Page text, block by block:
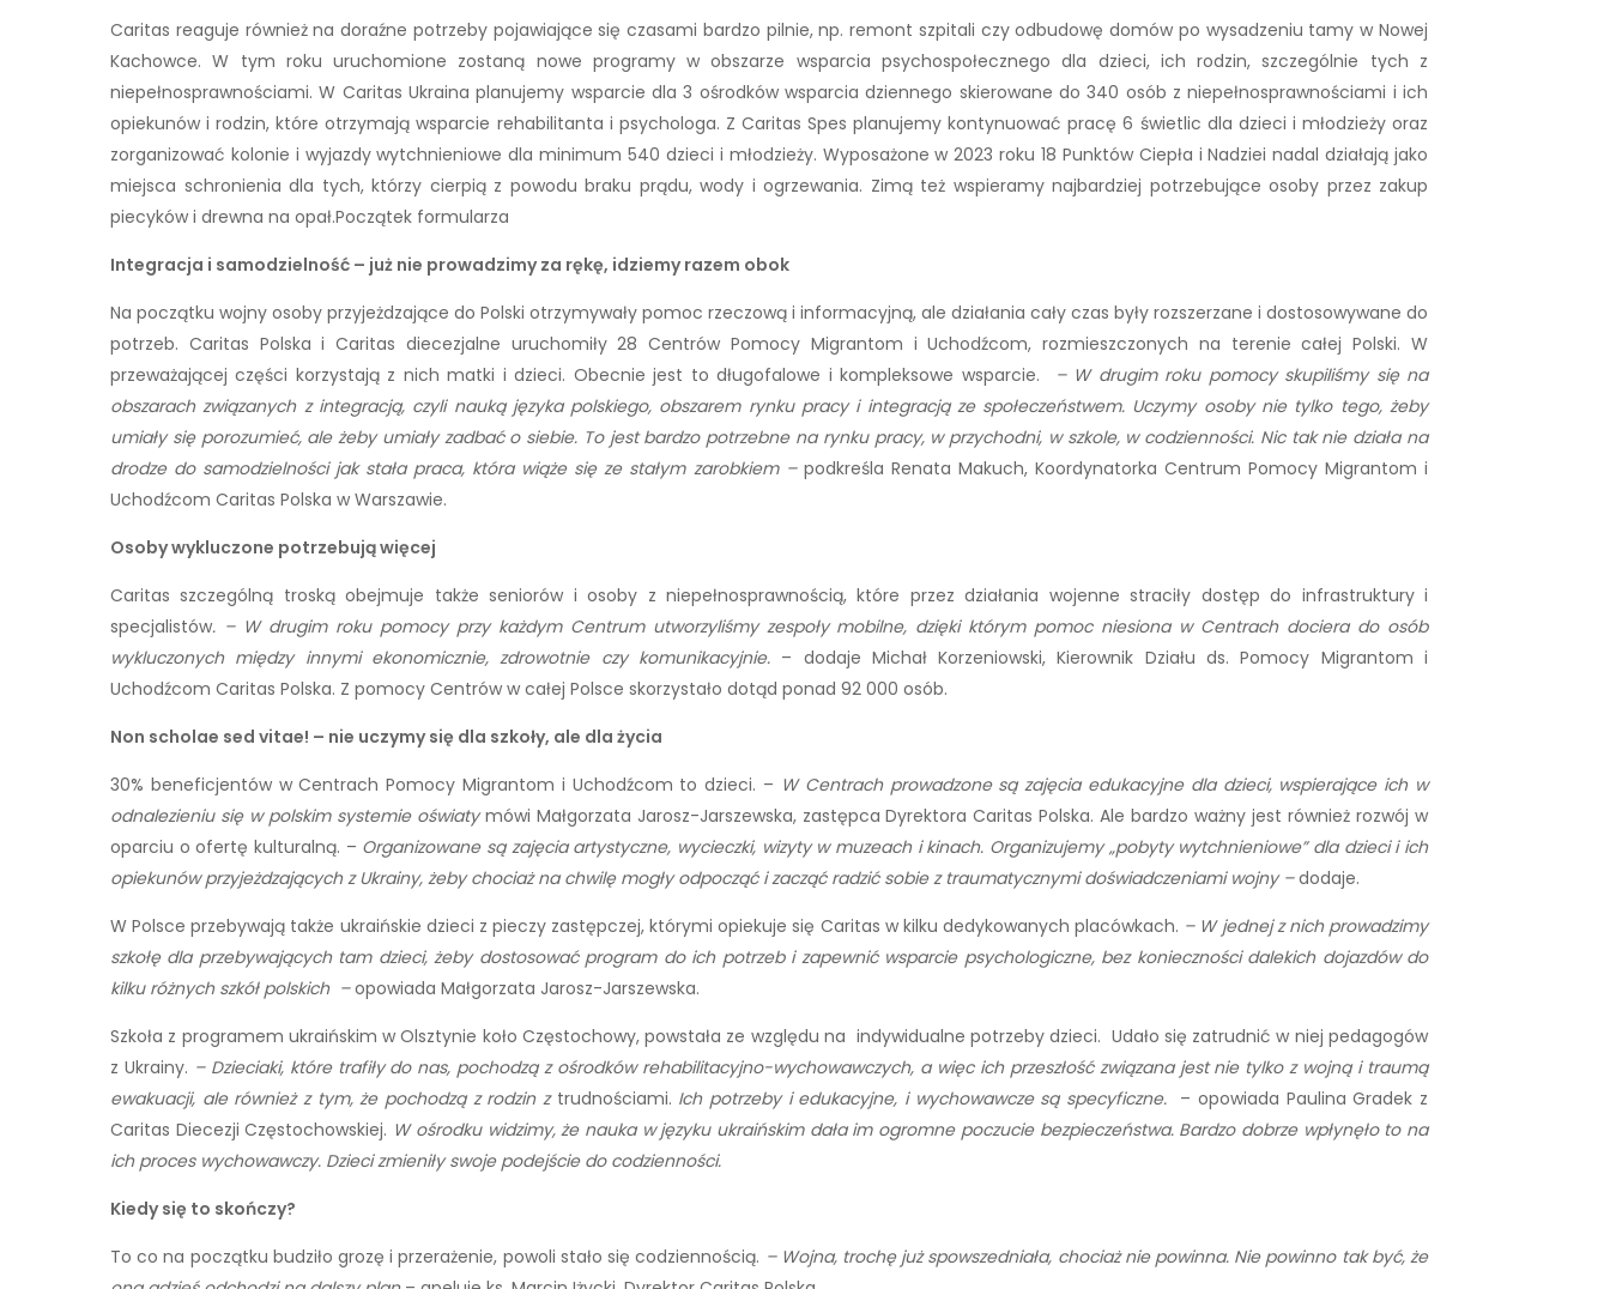
Caritas reaguje również na doraźne potrzeby pojawiające się czasami bardzo pilnie, np. remont szpitali czy odbudowę domów po wysadzeniu tamy w Nowej
Kachowce. W tym roku uruchomione zostaną nowe programy w obszarze wsparcia psychospołecznego dla dzieci, ich rodzin, szczególnie tych z
niepełnosprawnościami. W Caritas Ukraina planujemy wsparcie dla 3 ośrodków wsparcia dziennego skierowane do 340 osób z niepełnosprawnościami i ich
opiekunów i rodzin, które otrzymają wsparcie rehabilitanta i psychologa. Z Caritas Spes planujemy kontynuować pracę 6 świetlic dla dzieci i młodzieży oraz
zorganizować kolonie i wyjazdy wytchnieniowe dla minimum 540 dzieci i młodzieży. Wyposażone w 2023 roku 18 Punktów Ciepła i Nadziei nadal działają jako
miejsca schronienia dla tych, którzy cierpią z powodu braku prądu, wody i ogrzewania. Zimą też wspieramy najbardziej potrzebujące osoby przez zakup
piecyków i drewna na opał.Początek formularza
Integracja i samodzielność – już nie prowadzimy za rękę, idziemy razem obok
Na początku wojny osoby przyjeżdzające do Polski otrzymywały pomoc rzeczową i informacyjną, ale działania cały czas były rozszerzane i dostosowywane do
potrzeb. Caritas Polska i Caritas diecezjalne uruchomiły 28 Centrów Pomocy Migrantom i Uchodźcom, rozmieszczonych na terenie całej Polski. W
przeważającej części korzystają z nich matki i dzieci. Obecnie jest to długofalowe i kompleksowe wsparcie.
– W drugim roku pomocy skupiliśmy się na
obszarach związanych z integracją, czyli nauką języka polskiego, obszarem rynku pracy i integracją ze społeczeństwem. Uczymy osoby nie tylko tego, żeby
umiały się porozumieć, ale żeby umiały zadbać o siebie. To jest bardzo potrzebne na rynku pracy, w przychodni, w szkole, w codzienności. Nic tak nie działa na
drodze do samodzielności jak stała praca, która wiąże się ze stałym zarobkiem – podkreśla Renata Makuch, Koordynatorka Centrum Pomocy Migrantom i
Uchodźcom Caritas Polska w Warszawie.
Osoby wykluczone potrzebują więcej
Caritas szczególną troską obejmuje także seniorów i osoby z niepełnosprawnością, które przez działania wojenne straciły dostęp do infrastruktury i
specjalistów. – W drugim roku pomocy przy każdym Centrum utworzyliśmyzespoły mobilne, dzięki którym pomoc niesiona w Centrach dociera do osób
wykluczonych między innymi ekonomicznie, zdrowotnie czy komunikacyjnie.– dodaje Michał Korzeniowski, Kierownik Działu ds. Pomocy Migrantom i
Uchodźcom Caritas Polska. Z pomocy Centrów w całej Polsce skorzystało dotąd ponad 92 000 osób.
Non scholae sed vitae! – nie uczymy się dla szkoły, ale dla życia
30% beneficjentów w Centrach Pomocy Migrantom i Uchodźcom to dzieci. – W Centrach prowadzone są zajęcia edukacyjne dla dzieci, wspierające ich w
odnalezieniu się w polskim systemie oświatymówi Małgorzata Jarosz-Jarszewska, zastępca Dyrektora Caritas Polska. Ale bardzo ważny jest również rozwój w
oparciu o ofertę kulturalną. – Organizowane są zajęcia artystyczne, wycieczki, wizyty w muzeach i kinach. Organizujemy „pobyty wytchnieniowe” dla dzieci i ich
opiekunów przyjeżdzających z Ukrainy, żeby chociaż na chwilę mogły odpocząć i zacząć radzić sobie z traumatycznymi doświadczeniami wojny –dodaje.
W Polsce przebywają także ukraińskie dzieci z pieczy zastępczej, którymi opiekuje się Caritas w kilku dedykowanych placówkach. – W jednej z nich prowadzimy
szkołę dla przebywających tam dzieci, żeby dostosować program do ich potrzeb i zapewnić wsparcie psychologiczne, bez konieczności dalekich dojazdów do
kilku różnych szkół polskich –opowiada Małgorzata Jarosz-Jarszewska.
Szkoła z programem ukraińskim w Olsztynie koło Częstochowy, powstała ze względu na indywidualne potrzeby dzieci. Udało się zatrudnić w niej pedagogów
z Ukrainy. – Dzieciaki, które trafiły do nas, pochodzą z ośrodków rehabilitacyjno-wychowawczych, a więc ich przeszłość związana jest nie tylko z wojną i traumą
ewakuacji, ale również z tym, że pochodzą z rodzin z trudnościami. Ich potrzeby i edukacyjne, i wychowawcze są specyficzne. – opowiada Paulina Gradek z
Caritas Diecezji Częstochowskiej. W ośrodku widzimy, że nauka w języku ukraińskim dała im ogromne poczucie bezpieczeństwa. Bardzo dobrze wpłynęło to na
ich proces wychowawczy. Dzieci zmieniły swoje podejście do codzienności.
Kiedy się to skończy?
To co na początku budziło grozę i przerażenie, powoli stało się codziennością. – Wojna, trochę już spowszedniała, chociaż nie powinna. Nie powinno tak być, że